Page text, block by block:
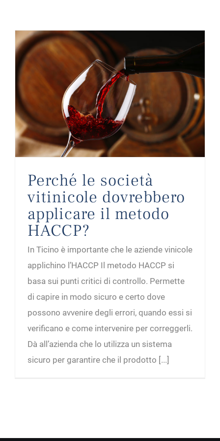
Perché le società
vitinicole dovrebbero
applicare il metodo
HACCP?
In Ticino è importante che le aziende vinicole
applichino l’HACCP Il metodo HACCP si
basa sui punti critici di controllo. Permette
di capire in modo sicuro e certo dove
possono avvenire degli errori, quando essi si
verificano e come intervenire per correggerli.
Dà all’azienda che lo utilizza un sistema
sicuro per garantire che il prodotto [...]